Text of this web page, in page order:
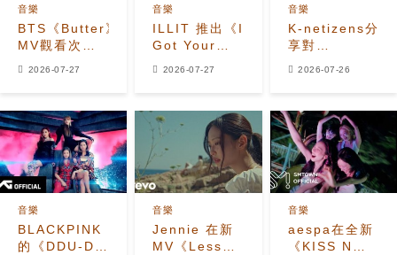
BTS《Butter》
MV觀看次數
突破11億
音樂
2026-07-27
ILLIT 推出《I
Got Your
Back
MOMOKA of
HANA)》官方
MV
音樂
2026-07-27
K-netizens分
享對
KATSEYE新
音樂
2026-07-26
BLACKPINK
的《DDU-DU
音樂
Jennie 在新
MV《Less
音樂
aespa在全新
《KISS N
音樂